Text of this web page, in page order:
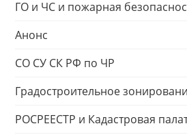
ГО и ЧС и пожарная
Анонс
СО СУ СК РФ по ЧР
Градостроительное
РОСРЕЕСТР и Кадастровая